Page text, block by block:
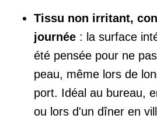
Tissu non irritant,
journée : la surface
été pensée pour ne
peau, même lors de
port. Idéal au bureau,
ou lors d'un dîner en